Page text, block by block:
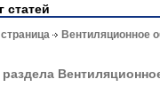
статей
Вентиляционное
раздела